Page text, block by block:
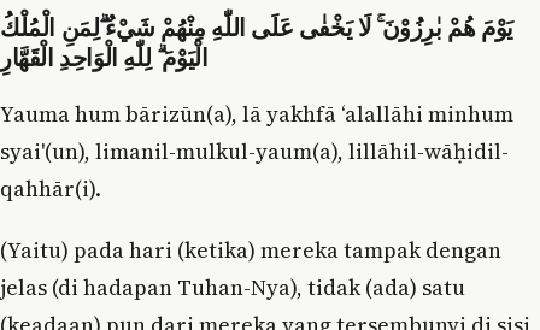
يَوْمَ هُمْ بٰرِزُوْنَ ۚ لَا يَخْفٰى عَلَى اللّٰهِ مِنْهُمْ شَيْءٌ ۗلِمَنِ الْمُلْكُ
الْيَوْمَ ۗ لِلّٰهِ الْوَاحِدِ الْقَهَّارِ
Yauma hum bārizūn(a), lā yakhfā ‘alallāhi minhum
syai'(un), limanil-mulkul-yaum(a), lillāhil-wāḥidil-
qahhār(i).
(Yaitu) pada hari (ketika) mereka tampak dengan
jelas (di hadapan Tuhan-Nya), tidak (ada) satu